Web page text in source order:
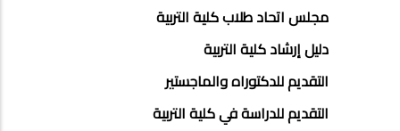
مجلس اتحاد طلاب كلية التربية
دليل إرشاد كلية التربية
التقديم للدكتوراه والماجستير
التقديم للدراسة في كلية التربية